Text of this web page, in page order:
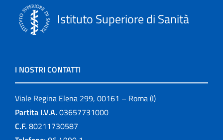
Istituto Superiore di Sanità
I NOSTRI CONTATTI
Viale Regina Elena 299, 00161 – Roma (I)
Partita I.V.A. 03657731000
C.F. 80211730587